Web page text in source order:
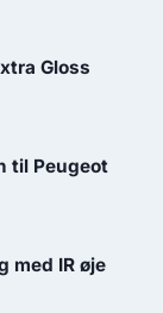
Gloss
til Peugeot
med IR øje